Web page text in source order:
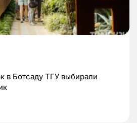
в Ботсаду ТГУ выбирали